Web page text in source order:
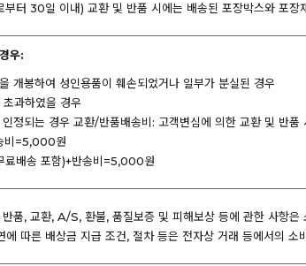
부터 30일 이내) 교환 및 반품 시에는 배송된 포장박스와 포장
우:
개봉하여 성인용품이 훼손되었거나 일부가 분실된 경우
과하였을 경우
정되는 경우 교환/반품배송비: 고객변심에 의한 교환 및 반품
비=5,000원
료배송 포함)+반송비=5,000원
품, 교환, A/S, 환불, 품질보증 및 피해보상 등에 관한 사항
에 따른 배상금 지급 조건, 절차 등은 전자상 거래 등에서의 소